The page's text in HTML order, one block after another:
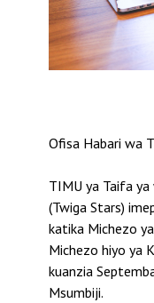
Ofisa Habari wa
TIMU ya Taifa
(Twiga Stars)
katika Michezo
Michezo hiyo ya
kuanzia
Msumbiji.